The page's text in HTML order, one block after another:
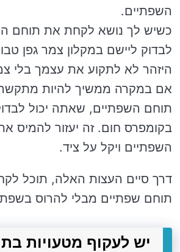
השפתיים.
כשיש לך נושא לקחת את תוחם
לבדוק ליישם במקלון צמר גפן
היזהר לא לתקוע את עצמך בלי
אם במקרה ממשיך להיות
תוחם השפתיים, שאתה יכול
בקומפרס חום. זה יעזור להמיס
השפתיים ויקל על ציד.
דרך סיים העצות האלה, תוכל
תוחם שפתיים מבלי להרוס
יש לעקוף מטעויות